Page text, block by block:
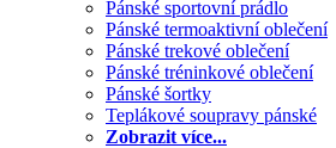
Pánské sportovní prádlo
Pánské termoaktivní oblečení
Pánské trekové oblečení
Pánské tréninkové oblečení
Pánské šortky
Teplákové soupravy pánské
Zobrazit více...